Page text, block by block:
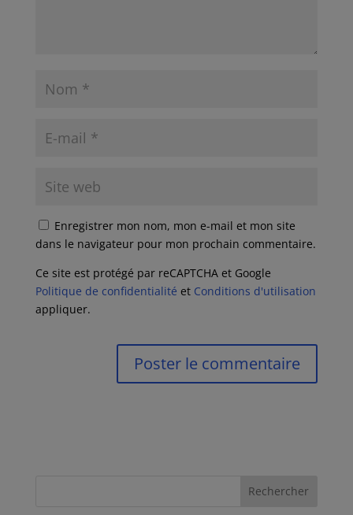
Enregistrer mon nom, mon e-mail et mon site
dans le navigateur pour mon prochain commentaire.
Ce site est protégé par reCAPTCHA et Google
Politique de confidentialité et Conditions d'utilisation
appliquer.